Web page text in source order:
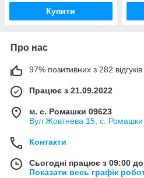
Купити
Про нас
97% позитивних з 282 відгуків
Працює з 21.09.2022
м. с. Ромашки 09623
Вул Жовтнева 15, с. Ромашки
Контакти
Сьогодні працює з 09:00
Показати весь графік